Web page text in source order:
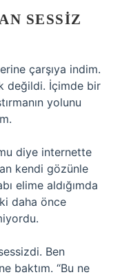
SESSIZ
çarşıya indim.
değildi. İçimde bir
yolunu
diye internette
kendi gözünle
elime aldığımda
daha önce
Ben
baktım. “Bu ne